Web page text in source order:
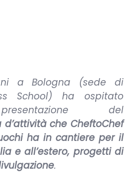
a Bologna (sede di
School) ha ospitato
del
che CheftoChef
ha in cantiere per il
e all’estero, progetti di
.